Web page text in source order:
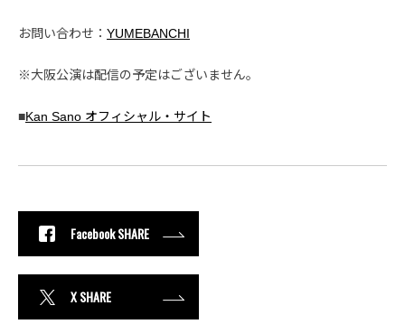
お問い合わせ： YUMEBANCHI
※大阪公演は配信の予定はございません。
■Kan Sano オフィシャル・サイト
Facebook SHARE
X SHARE